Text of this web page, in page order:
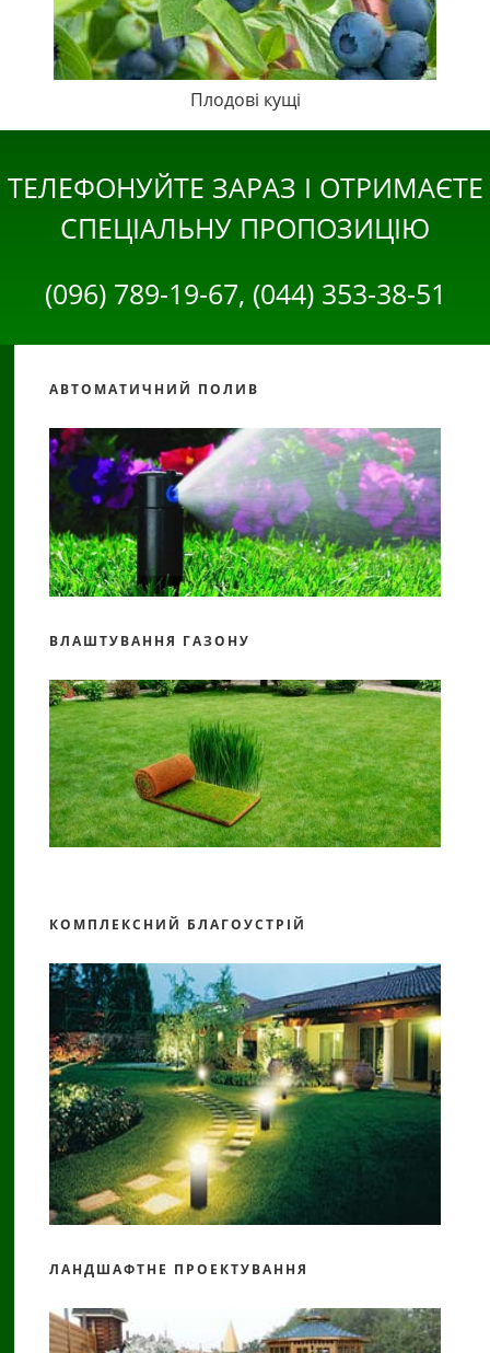
Плодові кущі
ТЕЛЕФОНУЙТЕ ЗАРАЗ І ОТРИМАЄТЕ
СПЕЦІАЛЬНУ ПРОПОЗИЦІЮ
(096) 789-19-67, (044) 353-38-51
АВТОМАТИЧНИЙ ПОЛИВ
ВЛАШТУВАННЯ ГАЗОНУ
КОМПЛЕКСНИЙ БЛАГОУСТРІЙ
ЛАНДШАФТНЕ ПРОЕКТУВАННЯ